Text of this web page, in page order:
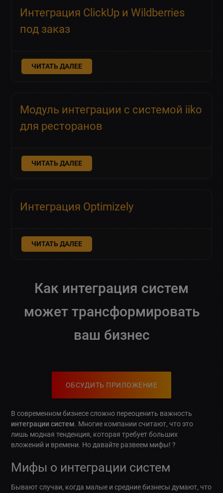
Интеграция ClickUp и Wildberries
под заказ
ЧИТАТЬ ДАЛЕЕ
Модуль интеграции с системой iiko
для ресторанов
ЧИТАТЬ ДАЛЕЕ
Интеграция Optimizely
ЧИТАТЬ ДАЛЕЕ
Как интеграция систем
может трансформировать
ваш бизнес
ОБСУДИТЬ ПРИЛОЖЕНИЕ
В современном бизнесе сложно переоценить важность
интеграции систем. Многие компании считают, что это
лишь модная тенденция, которая требует больших
вложений и времени. Но давайте развеем мифы! ?
Мифы о интеграции систем
Бывают случаи, когда малые и средние бизнесы думают, что